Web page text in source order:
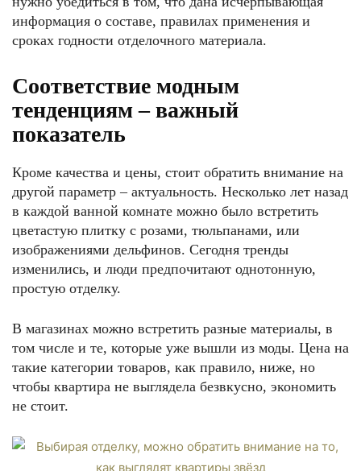
информация о составе, правилах применения и
сроках годности отделочного материала.
Соответствие модным
тенденциям – важный
показатель
Кроме качества и цены, стоит обратить внимание на
другой параметр – актуальность. Несколько лет назад
в каждой ванной комнате можно было встретить
цветастую плитку с розами, тюльпанами, или
изображениями дельфинов. Сегодня тренды
изменились, и люди предпочитают однотонную,
простую отделку.
В магазинах можно встретить разные материалы, в
том числе и те, которые уже вышли из моды. Цена на
такие категории товаров, как правило, ниже, но
чтобы квартира не выглядела безвкусно, экономить
не стоит.